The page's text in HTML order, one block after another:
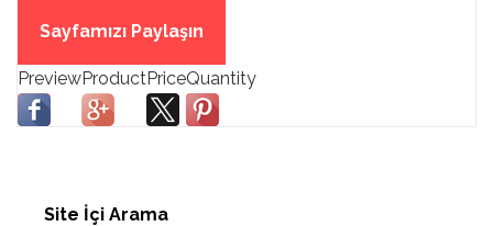
Sayfamızı Paylaşın
Site İçi Arama